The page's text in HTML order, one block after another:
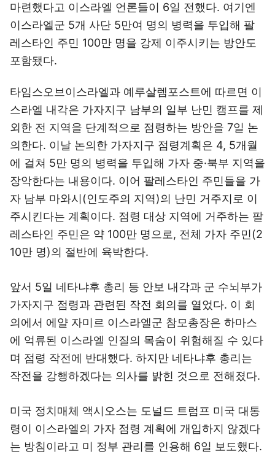
마련했다고 이스라엘 언론들이 6일 전했다. 여기엔
이스라엘군 5개 사단 5만여 명의 병력을 투입해 팔
레스타인 주민 100만 명을 강제 이주시키는 방안도
포함됐다.
타임스오브이스라엘과 예루살렘포스트에 따르면 이
스라엘 내각은 가자지구 남부의 일부 난민 캠프를 제
외한 전 지역을 단계적으로 점령하는 방안을 7일 논
의한다. 이날 논의한 가자지구 점령계획은 4, 5개월
에 걸쳐 5만 명의 병력을 투입해 가자 중·북부 지역을
장악한다는 내용이다. 이어 팔레스타인 주민들을 가
자 남부 마와시(인도주의 지역)의 난민 거주지로 이
주시킨다는 계획이다. 점령 대상 지역에 거주하는 팔
레스타인 주민은 약 100만 명으로, 전체 가자 주민(2
10만 명)의 절반에 육박한다.
앞서 5일 네타냐후 총리 등 안보 내각과 군 수뇌부가
가자지구 점령과 관련된 작전 회의를 열었다. 이 회
의에서 에얄 자미르 이스라엘군 참모총장은 하마스
에 억류된 이스라엘 인질의 목숨이 위험해질 수 있다
며 점령 작전에 반대했다. 하지만 네타냐후 총리는
작전을 강행하겠다는 의사를 밝힌 것으로 전해졌다.
미국 정치매체 액시오스는 도널드 트럼프 미국 대통
령이 이스라엘의 가자 점령 계획에 개입하지 않겠다
는 방침이라고 미 정부 관리를 인용해 6일 보도했다.